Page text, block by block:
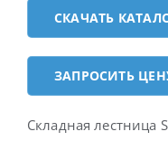
СКАЧАТЬ
ЗАПРОСИТЬ
Складная лестница